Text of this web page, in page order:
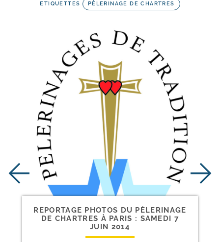
ETIQUETTES PÈLERINAGE DE CHARTRES
REPORTAGE PHOTOS DU PÈLERINAGE
DE CHARTRES À PARIS : SAMEDI 7
JUIN 2014